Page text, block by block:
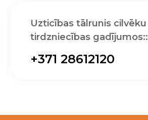
Uzticības tālrunis cilvēku
tirdzniecības gadījumos::
+371 28612120